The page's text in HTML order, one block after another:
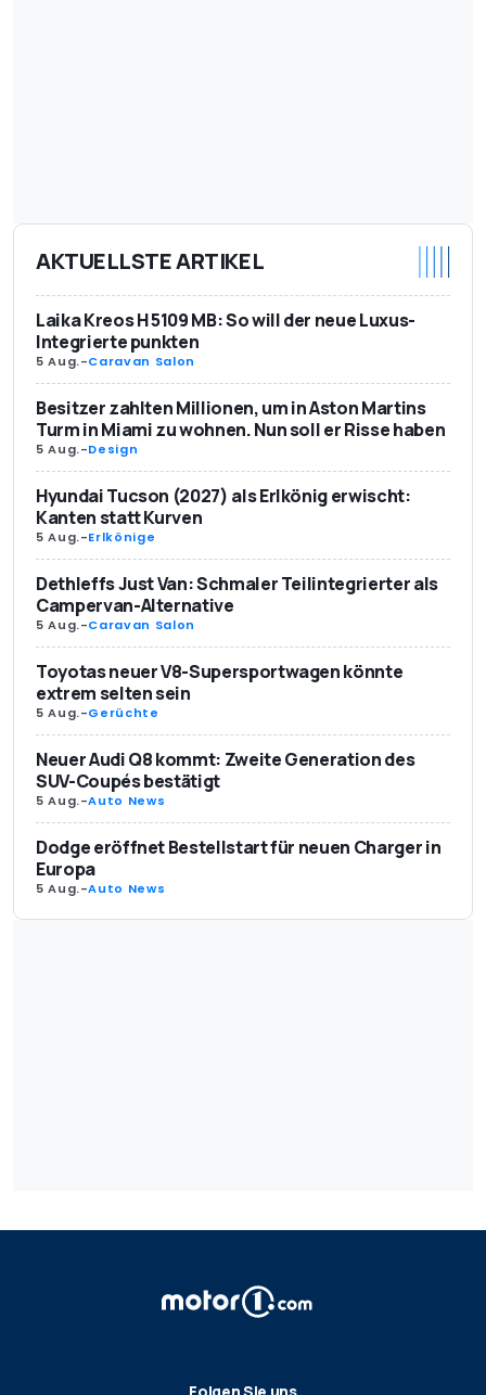
AKTUELLSTE ARTIKEL
Laika Kreos H 5109 MB: So will der neue Luxus-
Integrierte punkten
5 Aug.-Caravan Salon
Besitzer zahlten Millionen, um in Aston Martins
Turm in Miami zu wohnen. Nun soll er Risse haben
5 Aug.-Design
Hyundai Tucson (2027) als Erlkönig erwischt:
Kanten statt Kurven
5 Aug.-Erlkönige
Dethleffs Just Van: Schmaler Teilintegrierter als
Campervan-Alternative
5 Aug.-Caravan Salon
Toyotas neuer V8-Supersportwagen könnte
extrem selten sein
5 Aug.-Gerüchte
Neuer Audi Q8 kommt: Zweite Generation des
SUV-Coupés bestätigt
5 Aug.-Auto News
Dodge eröffnet Bestellstart für neuen Charger in
Europa
5 Aug.-Auto News
Folgen Sie uns